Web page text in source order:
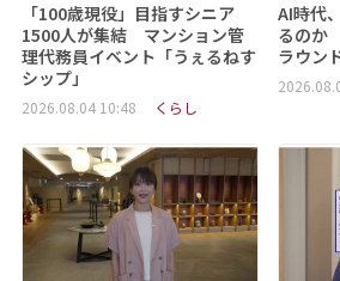
「100歳現役」目指すシニア
1500人が集結 マンション管
理代務員イベント「うぇるねす
シップ」
2026.08.04 10:48 くらし
AI時代
るのか
ラウン